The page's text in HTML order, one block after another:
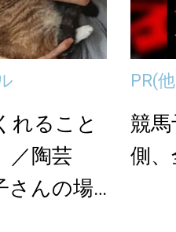
れること
／陶芸
さんの場
PR(
競
側